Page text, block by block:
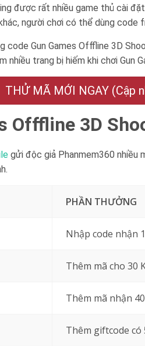
được rất nhiều game thủ cài
người chơi có thể dùng code
code Gun Games Offfline 3D
nhiều trang bị hiếm khi chơi Gun
THỬ MÃ MỚI NGAY (Cập
Offfline 3D
gửi độc giả Phanmem360 nhiều
PHẦN THƯỞNG
Nhập code nhận
Thêm mã cho 30
Thêm mã nhận
Thêm giftcode có